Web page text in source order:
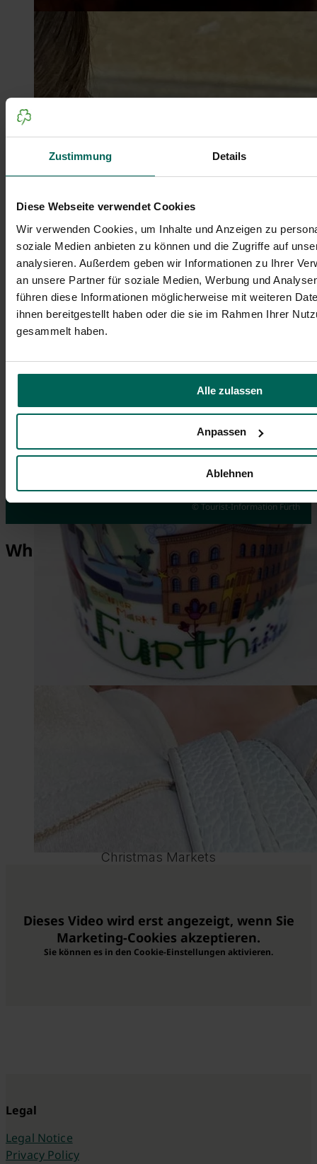
Zustimmung Details
Diese Webseite verwendet Cookies
Wir verwenden Cookies, um Inhalte und Anzeigen zu
soziale Medien anbieten zu können und die Zugriffe auf
analysieren. Außerdem geben wir Informationen zu Ihrer
an unsere Partner für soziale Medien, Werbung und
führen diese Informationen möglicherweise mit weiteren
ihnen bereitgestellt haben oder die sie im Rahmen Ihrer
gesammelt haben.
Alle zulassen
Anpassen
Ablehnen
Events
© Hans-Joachim Winckler
Guided City Tour via App
© Tim Händel
Souvenirs
© Tourist-Information Fürth
What makes Fürth so special?
1,013
Years of History
2,000
1,500,000
Michaelis-Fair visitors
Christmas Markets
Dieses Video wird erst angezeigt, wenn Sie
Marketing-Cookies akzeptieren.
Sie können es in den Cookie-Einstellungen aktivieren.
Legal
Legal Notice
Privacy Policy